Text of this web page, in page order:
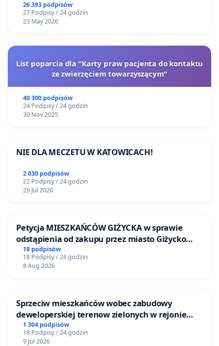
26 393 podpisów
27 Podpisy / 24 godzin
23 May 2026
List poparcia dla "Karty praw pacjenta do kontaktu
ze zwierzęciem towarzyszącym"
40 300 podpisów
24 Podpisy / 24 godzin
30 Nov 2025
NIE DLA MECZETU W KATOWICACH!
2 030 podpisów
22 Podpisy / 24 godzin
29 Jul 2026
Petycja MIESZKAŃCÓW GIŻYCKA w sprawie
odstąpienia od zakupu przez miasto Giżycko
nieruchomości położonej nad jeziorem Niegocin
18 podpisów
18 Podpisy / 24 godzin
8 Aug 2026
Sprzeciw mieszkańców wobec zabudowy
deweloperskiej terenow zielonych w rejonie
Bulwarów Straceńskich w Bielsku-Białej
1 304 podpisów
18 Podpisy / 24 godzin
9 Jul 2026